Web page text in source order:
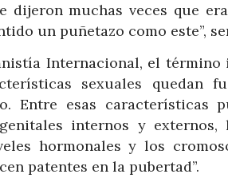
dijeron muchas veces que
un puñetazo como este”,
Internacional, el
sexuales quedan
Entre esas características
internos y externos,
hormonales y los
patentes en la pubertad”.